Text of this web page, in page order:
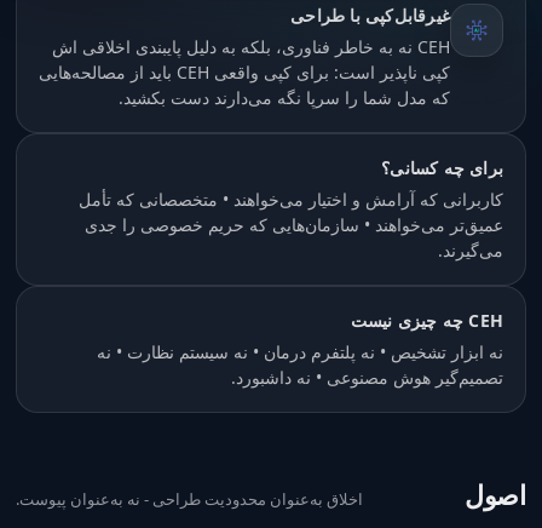
غیرقابل‌کپی با طراحی
CEH نه به خاطر فناوری، بلکه به دلیل پایبندی اخلاقی اش
کپی ناپذیر است: برای کپی واقعی CEH باید از مصالحه‌هایی
که مدل شما را سرپا نگه می‌دارند دست بکشید.
برای چه کسانی؟
کاربرانی که آرامش و اختیار می‌خواهند • متخصصانی که تأمل
عمیق‌تر می‌خواهند • سازمان‌هایی که حریم خصوصی را جدی
می‌گیرند.
CEH چه چیزی نیست
نه ابزار تشخیص • نه پلتفرم درمان • نه سیستم نظارت • نه
تصمیم‌گیر هوش مصنوعی • نه داشبورد.
اصول اخلاق به‌عنوان محدودیت طراحی - نه به‌عنوان پیوست.